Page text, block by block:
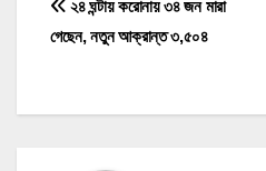
P
s
২৪ ঘন্টায় করোনায় ৩৪ জন মারা
গেছেন, নতুন আক্রান্ত ৩,৫০৪